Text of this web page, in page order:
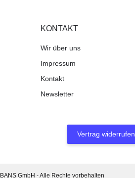
KONTAKT
Wir über uns
Impressum
Kontakt
Newsletter
Vertrag widerrufen
GmbH - Alle Rechte vorbehalten